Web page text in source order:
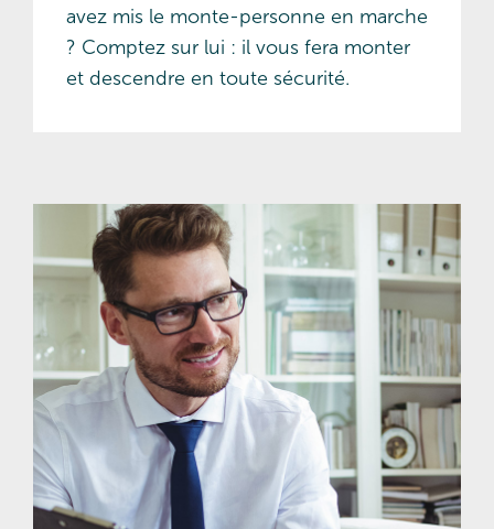
avez mis le monte-personne en marche
? Comptez sur lui : il vous fera monter
et descendre en toute sécurité.